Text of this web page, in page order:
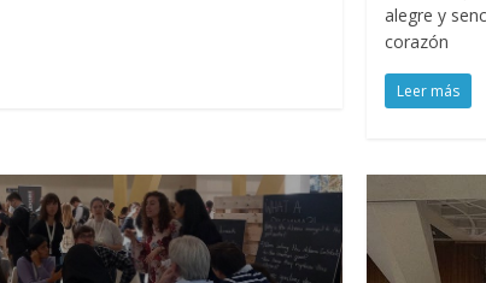
alegre y
corazón
Leer más